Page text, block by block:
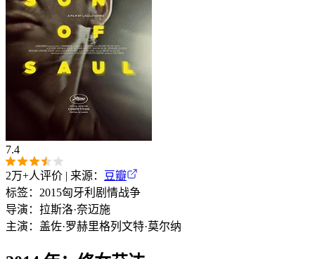
7.4
2万+人评价 | 来源：
豆瓣
标签： 2015匈牙利 剧情战争
导演： 拉斯洛·奈迈施
主演： 盖佐·罗赫里格列文特·莫尔纳